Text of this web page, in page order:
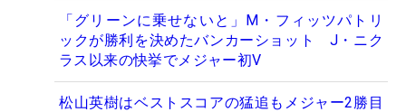
「グリーンに乗せないと」M・フィッツパトリ
ックが勝利を決めたバンカーショット J・ニク
ラス以来の快挙でメジャー初V
松山英樹はベストスコアの猛追もメジャー2勝目